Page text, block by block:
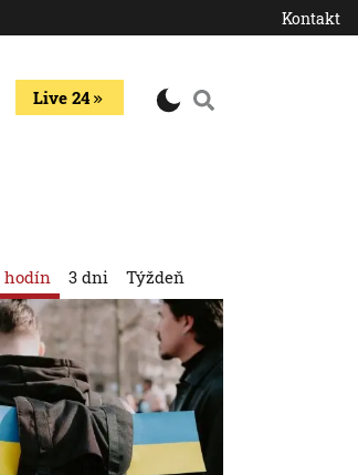
Kontakt
Live 24
hodín 3 dni Týždeň